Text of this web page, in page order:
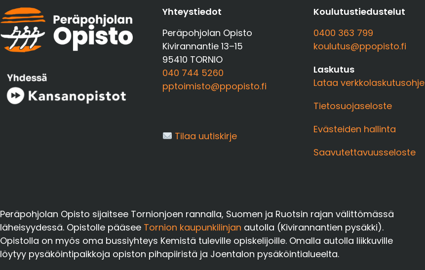
Yhteystiedot
Peräpohjolan Opisto
Kivirannantie 13–15
95410 TORNIO
040 744 5260
pptoimisto@ppopisto.fi
Tilaa uutiskirje
Koulutustiedustelut
0400 363 799
koulutus@ppopisto.fi
Laskutus
Lataa verkkolaskutusohje
Tietosuojaseloste
Evästeiden hallinta
Saavutettavuusseloste
Peräpohjolan Opisto sijaitsee Tornionjoen rannalla, Suomen ja Ruotsin rajan välittömässä
läheisyydessä. Opistolle pääsee Tornion kaupunkilinjan autolla (Kivirannantien pysäkki).
Opistolla on myös oma bussiyhteys Kemistä tuleville opiskelijoille. Omalla autolla liikkuville
löytyy pysäköintipaikkoja opiston pihapiiristä ja Joentalon pysäköintialueelta.